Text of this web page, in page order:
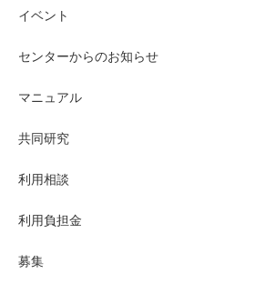
イベント
センターからのお知らせ
マニュアル
共同研究
利用相談
利用負担金
募集